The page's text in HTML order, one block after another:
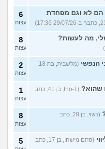
הם לא וגם מפחדת
6
עצות
מה לעשות? 8
עצות
הנפשי
(מלשבית, בת 18,
2
עצות
שהוא?
(Flo-T, בן 41, כתב
1
עצות
(נשוי, בן 28, כתב
8
עצות
(סתם מישהו, בן 17, כתב
5